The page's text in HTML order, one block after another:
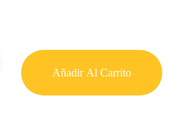
Añadir Al Carrito